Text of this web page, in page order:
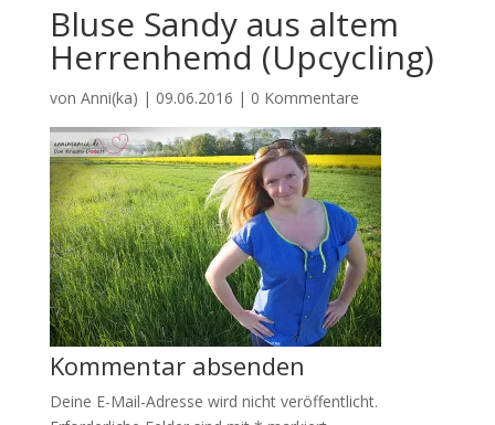
Bluse Sandy aus altem
Herrenhemd (Upcycling)
von Anni(ka) | 09.06.2016 | 0 Kommentare
Kommentar absenden
Deine E-Mail-Adresse wird nicht veröffentlicht.